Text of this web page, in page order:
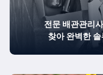
전문 배관관리
찾아 완벽한